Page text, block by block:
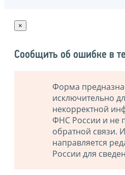
×
Сообщить об ошибке в
Форма
исключительно
некорректной
ФНС России и не
обратной связи.
направляется
России для